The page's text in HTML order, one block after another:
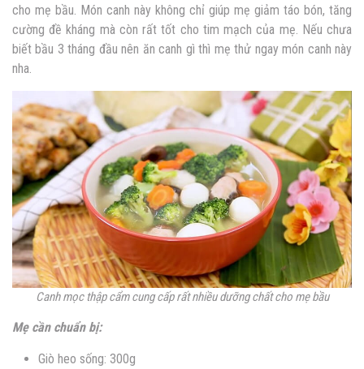
cho mẹ bầu. Món canh này không chỉ giúp mẹ giảm táo bón, tăng
cường đề kháng mà còn rất tốt cho tim mạch của mẹ. Nếu chưa
biết bầu 3 tháng đầu nên ăn canh gì thì mẹ thử ngay món canh này
nha.
Canh mọc thập cẩm cung cấp rất nhiều dưỡng chất cho mẹ bầu
Mẹ cần chuẩn bị:
Giò heo sống: 300g